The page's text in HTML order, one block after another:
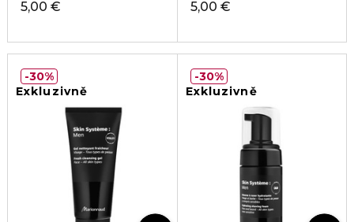
5,00 € 5,00 €
Exkluzivně
30%
Exkluzivně
30%